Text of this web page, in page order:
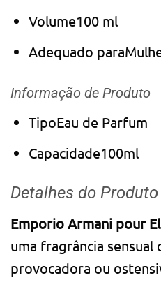
Volume100 ml
Adequado para
Informação de Produto
TipoEau de Parfum
Capacidade100ml
Detalhes do Produto
Emporio Armani pour
uma fragrância sensual
provocadora ou